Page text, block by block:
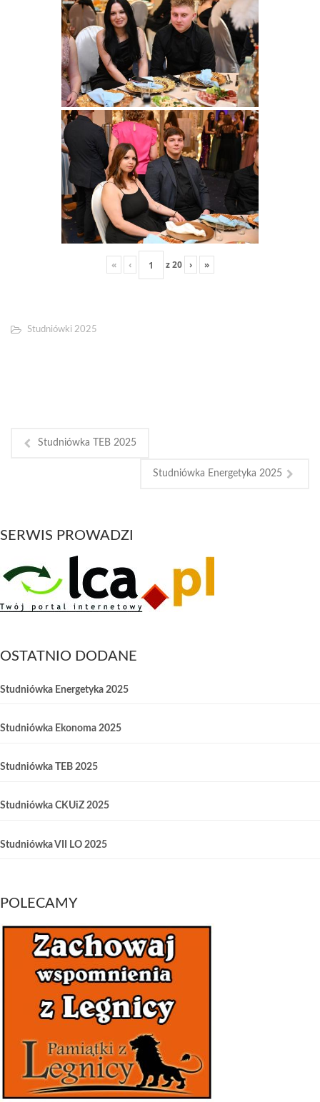
« ‹ z20 › »
Studniówki 2025
Studniówka TEB 2025
Studniówka Energetyka 2025
SERWIS PROWADZI
OSTATNIO DODANE
Studniówka Energetyka 2025
Studniówka Ekonoma 2025
Studniówka TEB 2025
Studniówka CKUiZ 2025
Studniówka VII LO 2025
POLECAMY